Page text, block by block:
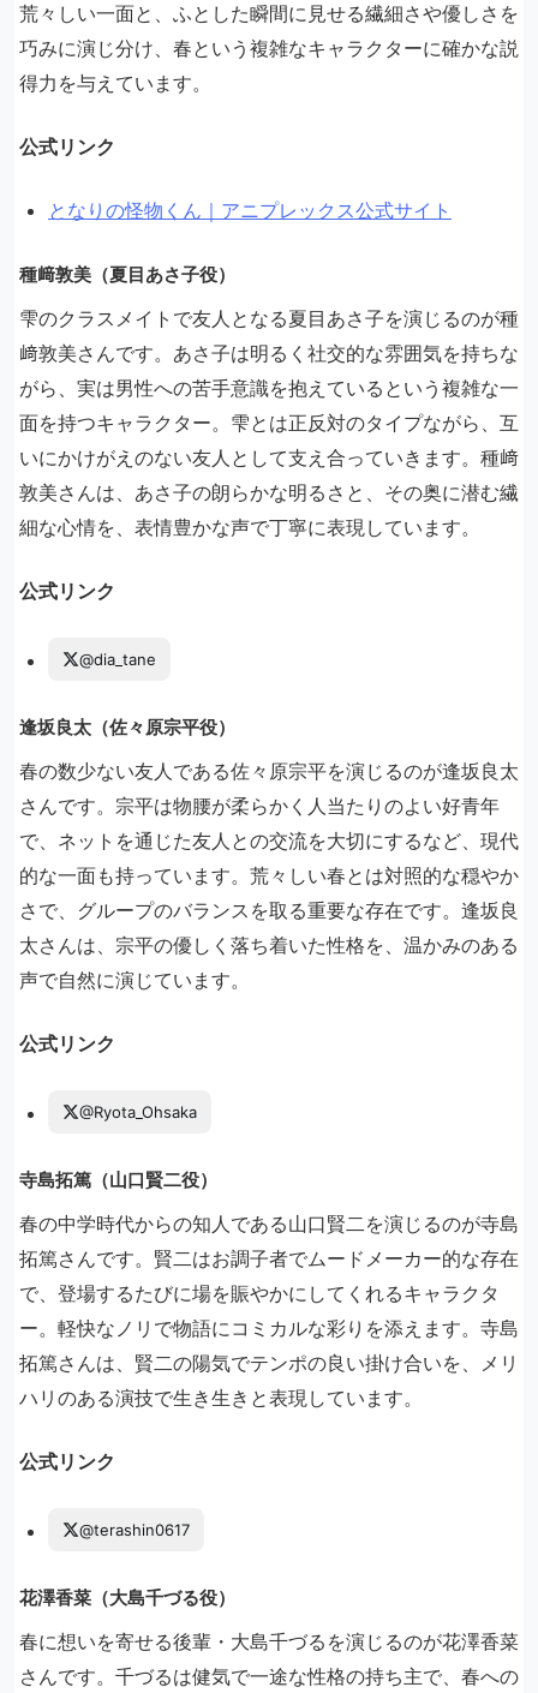
荒々しい一面と、ふとした瞬間に見せる繊細さや優しさを
巧みに演じ分け、春という複雑なキャラクターに確かな説
得力を与えています。
公式リンク
となりの怪物くん｜アニプレックス公式サイト
種﨑敦美（夏目あさ子役）
雫のクラスメイトで友人となる夏目あさ子を演じるのが種
﨑敦美さんです。あさ子は明るく社交的な雰囲気を持ちな
がら、実は男性への苦手意識を抱えているという複雑な一
面を持つキャラクター。雫とは正反対のタイプながら、互
いにかけがえのない友人として支え合っていきます。種﨑
敦美さんは、あさ子の朗らかな明るさと、その奥に潜む繊
細な心情を、表情豊かな声で丁寧に表現しています。
公式リンク
@dia_tane
逢坂良太（佐々原宗平役）
春の数少ない友人である佐々原宗平を演じるのが逢坂良太
さんです。宗平は物腰が柔らかく人当たりのよい好青年
で、ネットを通じた友人との交流を大切にするなど、現代
的な一面も持っています。荒々しい春とは対照的な穏やか
さで、グループのバランスを取る重要な存在です。逢坂良
太さんは、宗平の優しく落ち着いた性格を、温かみのある
声で自然に演じています。
公式リンク
@Ryota_Ohsaka
寺島拓篤（山口賢二役）
春の中学時代からの知人である山口賢二を演じるのが寺島
拓篤さんです。賢二はお調子者でムードメーカー的な存在
で、登場するたびに場を賑やかにしてくれるキャラクタ
ー。軽快なノリで物語にコミカルな彩りを添えます。寺島
拓篤さんは、賢二の陽気でテンポの良い掛け合いを、メリ
ハリのある演技で生き生きと表現しています。
公式リンク
@terashin0617
花澤香菜（大島千づる役）
春に想いを寄せる後輩・大島千づるを演じるのが花澤香菜
さんです。千づるは健気で一途な性格の持ち主で、春への